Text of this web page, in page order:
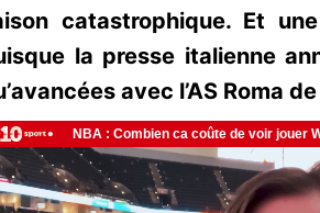
catastrophique. Et
la presse italienne
avec l’AS Roma